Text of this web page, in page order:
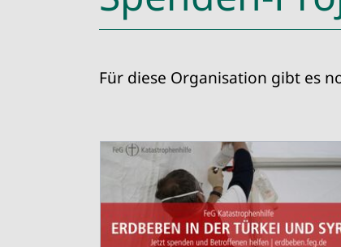
Für diese Organisation gibt es